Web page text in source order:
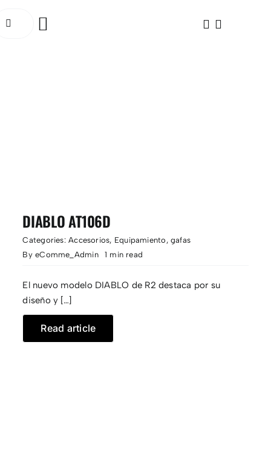
al
Toggle
SOCIAL RIDE
CONTACTO
DIABLO AT106D
Categories:Accesorios, Equipamiento , gafas
ByeComme_Admin 1 min read
El nuevo modelo DIABLO de R2 destaca por su
diseño y […]
Read article